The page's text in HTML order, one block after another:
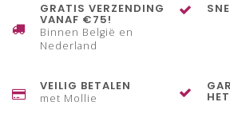
GRATIS VERZENDING
VANAF €75!
Binnen België en
Nederland
VEILIG BETALEN
met Mollie